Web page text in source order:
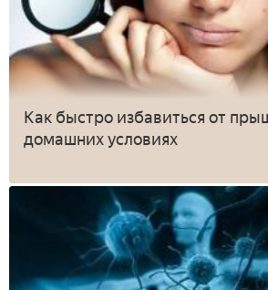
Как быстро избавиться от
домашних условиях